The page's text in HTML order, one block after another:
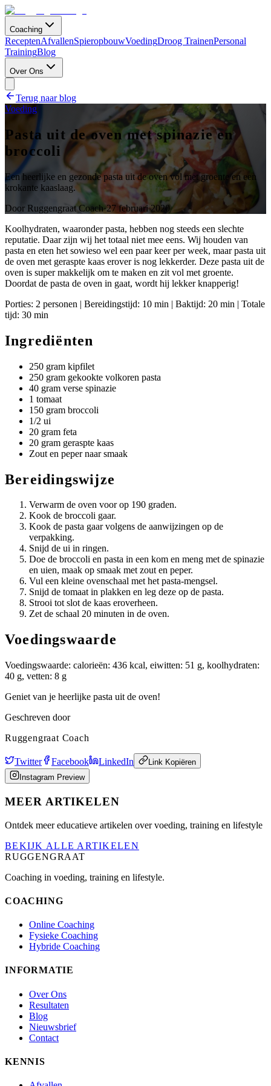
Coaching
ReceptenAfvallenSpieropbouwVoedingDroog TrainenPersonal
TrainingBlog
Over Ons
Terug naar blog
Voeding
Pasta uit de oven met spinazie en
broccoli
Een heerlijke en gezonde pasta uit de oven vol met groente en een
krokante kaaslaag.
Door Ruggengraat Coach·27 februari 2020
Koolhydraten, waaronder pasta, hebben nog steeds een slechte
reputatie. Daar zijn wij het totaal niet mee eens. Wij houden van
pasta en eten het sowieso wel een paar keer per week, maar pasta uit
de oven met geraspte kaas erover is nog lekkerder. Deze pasta uit de
oven is super makkelijk om te maken en zit vol met groente.
Doordat de pasta de oven in gaat, wordt hij lekker knapperig!
Porties: 2 personen | Bereidingstijd: 10 min | Baktijd: 20 min | Totale
tijd: 30 min
Ingrediënten
250 gram kipfilet
250 gram gekookte volkoren pasta
40 gram verse spinazie
1 tomaat
150 gram broccoli
1/2 ui
20 gram feta
20 gram geraspte kaas
Zout en peper naar smaak
Bereidingswijze
Verwarm de oven voor op 190 graden.
Kook de broccoli gaar.
Kook de pasta gaar volgens de aanwijzingen op de
verpakking.
Snijd de ui in ringen.
Doe de broccoli en pasta in een kom en meng met de spinazie
en uien, maak op smaak met zout en peper.
Vul een kleine ovenschaal met het pasta-mengsel.
Snijd de tomaat in plakken en leg deze op de pasta.
Strooi tot slot de kaas eroverheen.
Zet de schaal 20 minuten in de oven.
Voedingswaarde
Voedingswaarde: calorieën: 436 kcal, eiwitten: 51 g, koolhydraten:
40 g, vetten: 8 g
Geniet van je heerlijke pasta uit de oven!
Geschreven door
Ruggengraat Coach
Twitter Facebook LinkedIn
Link Kopiëren
Instagram Preview
MEER ARTIKELEN
Ontdek meer educatieve artikelen over voeding, training en lifestyle
BEKIJK ALLE ARTIKELEN
RUGGENGRAAT
Coaching in voeding, training en lifestyle.
COACHING
Online Coaching
Fysieke Coaching
Hybride Coaching
INFORMATIE
Over Ons
Resultaten
Blog
Nieuwsbrief
Contact
KENNIS